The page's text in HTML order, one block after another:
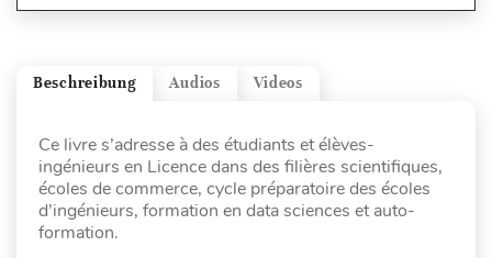
Videos
Audios
Beschreibung
Ce livre s’adresse à des étudiants et élèves-
ingénieurs en Licence dans des filières scientifiques,
écoles de commerce, cycle préparatoire des écoles
d’ingénieurs, formation en data sciences et auto-
formation.